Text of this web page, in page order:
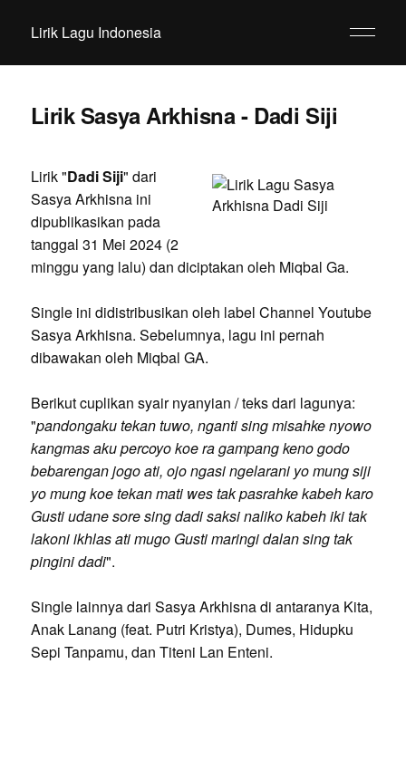
Lirik Lagu Indonesia
Lirik Sasya Arkhisna - Dadi Siji
Lirik "Dadi Siji" dari
Sasya Arkhisna ini
dipublikasikan pada
tanggal 31 Mei 2024 (2
minggu yang lalu) dan diciptakan oleh Miqbal Ga.
Single ini didistribusikan oleh label Channel Youtube
Sasya Arkhisna. Sebelumnya, lagu ini pernah
dibawakan oleh Miqbal GA.
Berikut cuplikan syair nyanyian / teks dari lagunya:
"pandongaku tekan tuwo, nganti sing misahke nyowo
kangmas aku percoyo koe ra gampang keno godo
bebarengan jogo ati, ojo ngasi ngelarani yo mung siji
yo mung koe tekan mati wes tak pasrahke kabeh karo
Gusti udane sore sing dadi saksi naliko kabeh iki tak
lakoni ikhlas ati mugo Gusti maringi dalan sing tak
pingini dadi".
Single lainnya dari Sasya Arkhisna di antaranya Kita,
Anak Lanang (feat. Putri Kristya), Dumes, Hidupku
Sepi Tanpamu, dan Titeni Lan Enteni.